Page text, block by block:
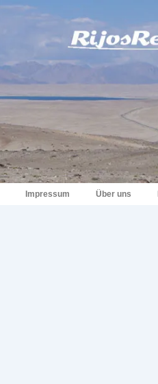
Impressum Über uns